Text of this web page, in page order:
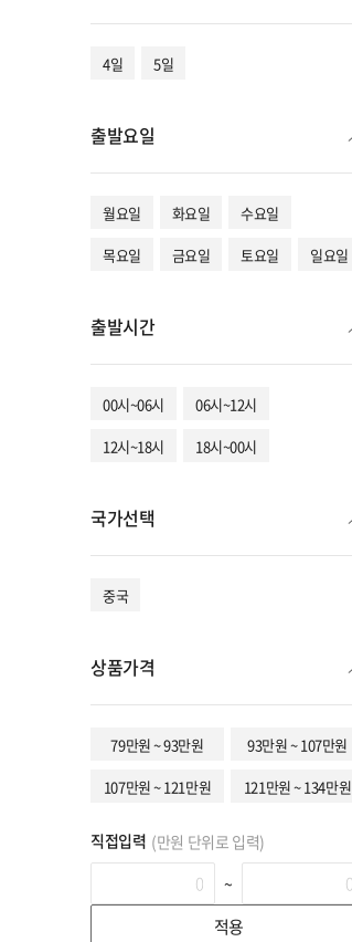
4일 5일
출발요일
월요일 화요일
수요일
목요일
금요일 토요일 일요일
출발시간
00시~06시
06시~12시
12시~18시
18시~00시
국가선택
중국
상품가격
79만원 ~ 93만원
93만원 ~ 107만원
107만원 ~ 121만원
121만원 ~ 134만원
직접입력 (만원 단위로 입력)
~
적용